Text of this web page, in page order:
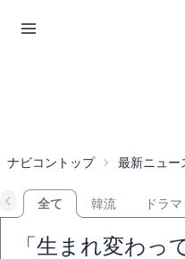
ナビコントップ 最新ニュー
全て 韓流 ドラマ
「生まれ変わっ